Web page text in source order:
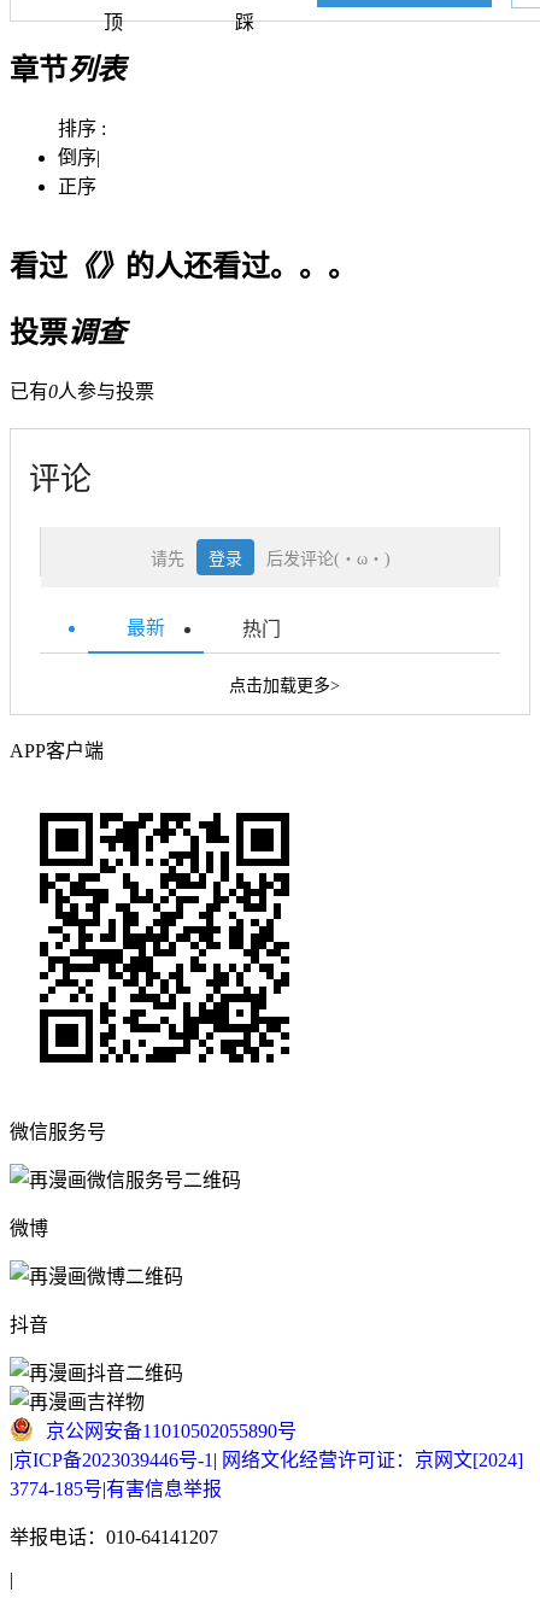
顶 踩
章节列表
排序 :
倒序|
正序
看过《》 的人还看过。。。
投票调查
已有0人参与投票
评论
请先 登录 后发评论(・ω・)
最新 热门
点击加载更多>
APP客户端
微信服务号
微博
抖音
京公网安备11010502055890号
|京ICP备2023039446号-1 | 网络文化经营许可证：京网文[2024]
3774-185号|有害信息举报
举报电话：010-64141207
|